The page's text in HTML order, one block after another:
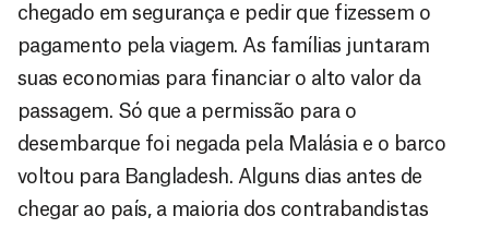
chegado em segurança e pedir que fizessem o
pagamento pela viagem. As famílias juntaram
suas economias para financiar o alto valor da
passagem. Só que a permissão para o
desembarque foi negada pela Malásia e o barco
voltou para Bangladesh. Alguns dias antes de
chegar ao país, a maioria dos contrabandistas